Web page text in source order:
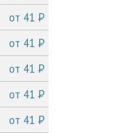
от 41P
от 41P
от 41P
от 41P
от 41P